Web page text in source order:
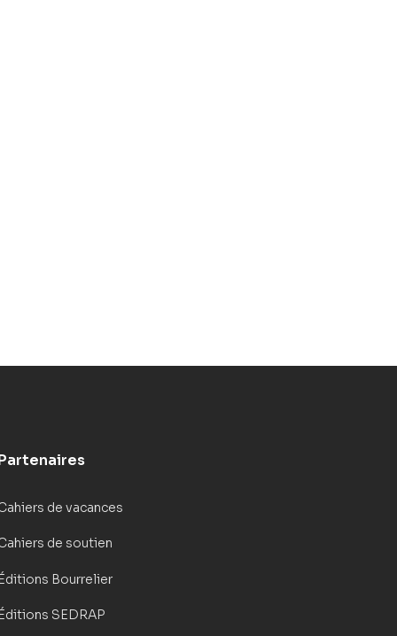
de vacances
de soutien
Éditions Bourrelier
Éditions SEDRAP